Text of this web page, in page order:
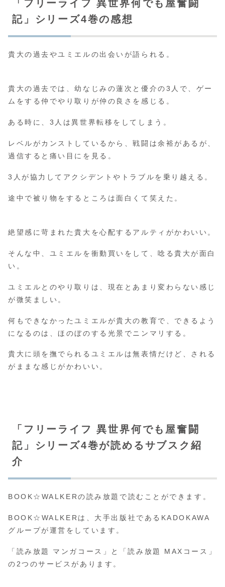
「フリーライフ 異世界何でも屋奮闘
記」シリーズ4巻の感想
貴大の過去やユミエルの出会いが語られる。
貴大の過去では、幼なじみの蓮次と優介の3人で、ゲー
ムをする仲でやり取りが仲の良さを感じる。
ある時に、3人は異世界転移をしてしまう。
レベルがカンストしているから、戦闘は余裕があるが、
過信すると痛い目にを見る。
3人が協力してアクシデントやトラブルを乗り越える。
途中で被り物をするところは面白くて笑えた。
絶望感に苛まれた貴大を心配するアルティがかわいい。
そんな中、ユミエルを衝動買いをして、唸る貴大が面白
い。
ユミエルとのやり取りは、現在とあまり変わらない感じ
が微笑ましい。
何もできなかったユミエルが貴大の教育で、できるよう
になるのは、ほのぼのする光景でニンマリする。
貴大に頭を撫でられるユミエルは無表情だけど、される
がままな感じがかわいい。
「フリーライフ 異世界何でも屋奮闘
記」シリーズ4巻が読めるサブスク紹
介
BOOK☆WALKERの読み放題で読むことができます。
BOOK☆WALKERは、大手出版社であるKADOKAWA
グループが運営をしています。
「読み放題 マンガコース」と「読み放題 MAXコース」
の2つのサービスがあります。